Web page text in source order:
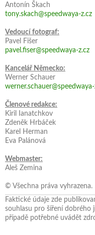
Antonín Škach
tony.skach@speedwaya-z.cz
Vedoucí fotograf:
Pavel Fišer
pavel.fiser@speedwaya-z.cz
Kancelář Německo:
Werner Schauer
werner.schauer@speedwaya-
Členové redakce:
Kiril Ianatchkov
Zdeněk Hrbáček
Karel Herman
Eva Palánová
Webmaster:
Aleš Zemina
© Všechna práva vyhrazena.
Faktické údaje zde
souhlasu pro šíření dobrého
případě potřebné uvádět